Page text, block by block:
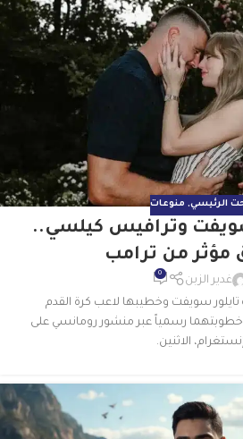
الرئيسي, منوعات
وترافيس كيلسي..
مؤثر من ترامب
غدير الزبن
0
تايلور سويفت وخطيبها لاعب كرة القدم
خطوبتهما رسمياً عبر منشور رومانسي على
الاثنين.